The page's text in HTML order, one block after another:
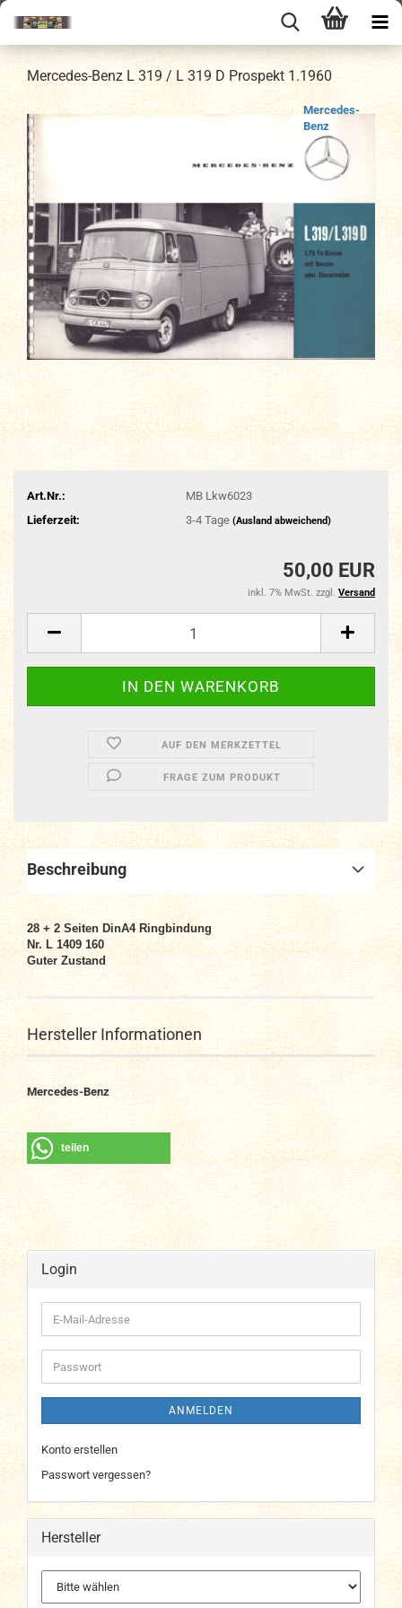
Mercedes-Benz L 319 / L 319 D Prospekt 1.1960
Mercedes-
Benz
Art.Nr.:
MB Lkw6023
Lieferzeit:
3-4 Tage (Ausland abweichend)
50,00 EUR
inkl. 7% MwSt. zzgl. Versand
AUF DEN MERKZETTEL
FRAGE ZUM PRODUKT
Beschreibung
28 + 2 Seiten DinA4 Ringbindung
Nr. L 1409 160
Guter Zustand
Hersteller Informationen
Mercedes-Benz
teilen
Login
E-
Mail-
Adresse
Passwort
ANMELDEN
Konto erstellen
Passwort vergessen?
Hersteller